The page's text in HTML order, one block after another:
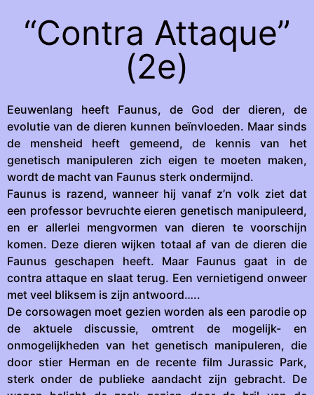
“Contra Attaque”
(2e)
Eeuwenlang heeft Faunus, de God der dieren, de
evolutie van de dieren kunnen beïnvloeden. Maar sinds
de mensheid heeft gemeend, de kennis van het
genetisch manipuleren zich eigen te moeten maken,
wordt de macht van Faunus sterk ondermijnd.
Faunus is razend, wanneer hij vanaf z’n volk ziet dat
een professor bevruchte eieren genetisch manipuleerd,
en er allerlei mengvormen van dieren te voorschijn
komen. Deze dieren wijken totaal af van de dieren die
Faunus geschapen heeft. Maar Faunus gaat in de
contra attaque en slaat terug. Een vernietigend onweer
met veel bliksem is zijn antwoord…..
De corsowagen moet gezien worden als een parodie op
de aktuele discussie, omtrent de mogelijk- en
onmogelijkheden van het genetisch manipuleren, die
door stier Herman en de recente film Jurassic Park,
sterk onder de publieke aandacht zijn gebracht. De